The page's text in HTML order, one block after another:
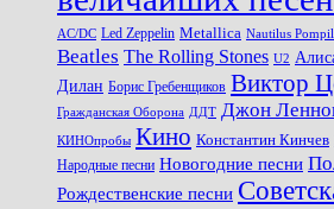
AC/DC Led Zeppelin Metallica Nautilus
Beatles The Rolling Stones U2
Дилан Борис Гребенщиков Виктор
Гражданская Оборона ДДТ Джон
КИНОпробы Кино Константин Кинчев
Народные песни Новогодние песни
Рождественские песни